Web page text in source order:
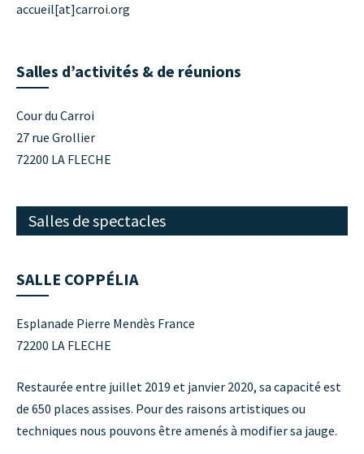
accueil[at]carroi.org
Salles d’activités & de réunions
Cour du Carroi
27 rue Grollier
72200 LA FLECHE
Salles de spectacles
SALLE COPPÉLIA
Esplanade Pierre Mendès France
72200 LA FLECHE
Restaurée entre juillet 2019 et janvier 2020, sa capacité est
de 650 places assises. Pour des raisons artistiques ou
techniques nous pouvons être amenés à modifier sa jauge.